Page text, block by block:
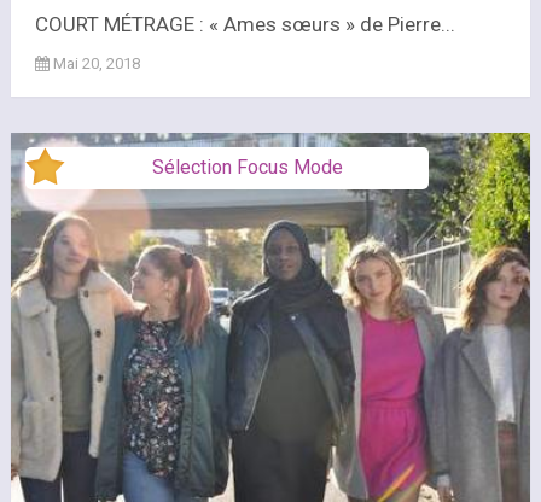
COURT MÉTRAGE : « Ames sœurs » de Pierre...
Mai 20, 2018
Sélection Focus Mode